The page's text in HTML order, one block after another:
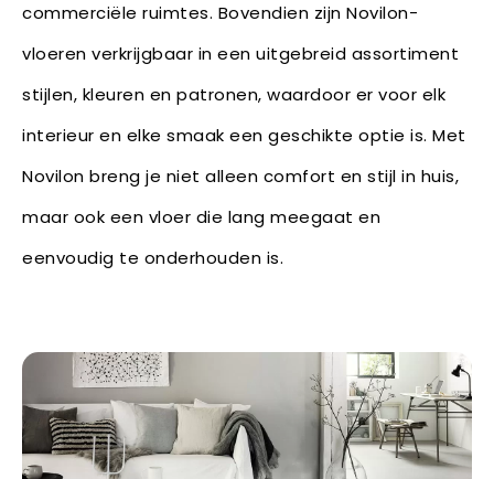
commerciële ruimtes. Bovendien zijn Novilon-
vloeren verkrijgbaar in een uitgebreid assortiment
stijlen, kleuren en patronen, waardoor er voor elk
interieur en elke smaak een geschikte optie is. Met
Novilon breng je niet alleen comfort en stijl in huis,
maar ook een vloer die lang meegaat en
eenvoudig te onderhouden is.